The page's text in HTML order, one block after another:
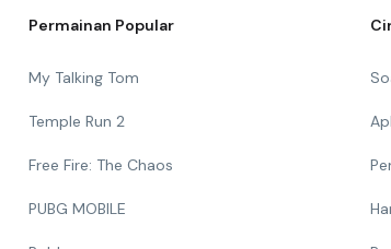
Permainan Popular
My Talking Tom
Temple Run 2
Free Fire: The Chaos
PUBG MOBILE